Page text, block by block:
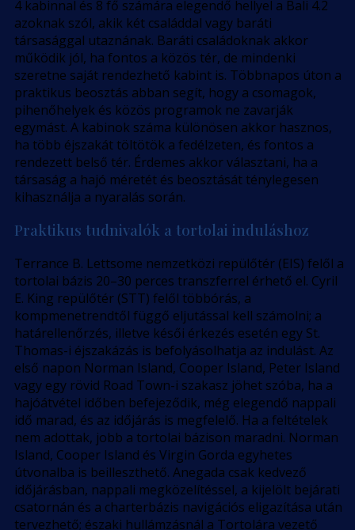
4 kabinnal és 8 fő számára elegendő hellyel a Bali 4.2
azoknak szól, akik két családdal vagy baráti
társasággal utaznának. Baráti családoknak akkor
működik jól, ha fontos a közös tér, de mindenki
szeretne saját rendezhető kabint is. Többnapos úton a
praktikus beosztás abban segít, hogy a csomagok,
pihenőhelyek és közös programok ne zavarják
egymást. A kabinok száma különösen akkor hasznos,
ha több éjszakát töltötök a fedélzeten, és fontos a
rendezett belső tér. Érdemes akkor választani, ha a
társaság a hajó méretét és beosztását ténylegesen
kihasználja a nyaralás során.
Praktikus tudnivalók a tortolai induláshoz
Terrance B. Lettsome nemzetközi repülőtér (EIS) felől a
tortolai bázis 20–30 perces transzferrel érhető el. Cyril
E. King repülőtér (STT) felől többórás, a
kompmenetrendtől függő eljutással kell számolni; a
határellenőrzés, illetve késői érkezés esetén egy St.
Thomas-i éjszakázás is befolyásolhatja az indulást. Az
első napon Norman Island, Cooper Island, Peter Island
vagy egy rövid Road Town-i szakasz jöhet szóba, ha a
hajóátvétel időben befejeződik, még elegendő nappali
idő marad, és az időjárás is megfelelő. Ha a feltételek
nem adottak, jobb a tortolai bázison maradni. Norman
Island, Cooper Island és Virgin Gorda egyhetes
útvonalba is beilleszthető. Anegada csak kedvező
időjárásban, nappali megközelítéssel, a kijelölt bejárati
csatornán és a charterbázis navigációs eligazítása után
tervezhető; északi hullámzásnál a Tortolára vezető